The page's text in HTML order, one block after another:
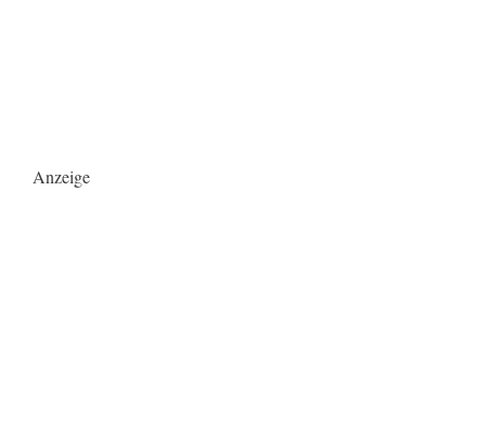
Anzeige